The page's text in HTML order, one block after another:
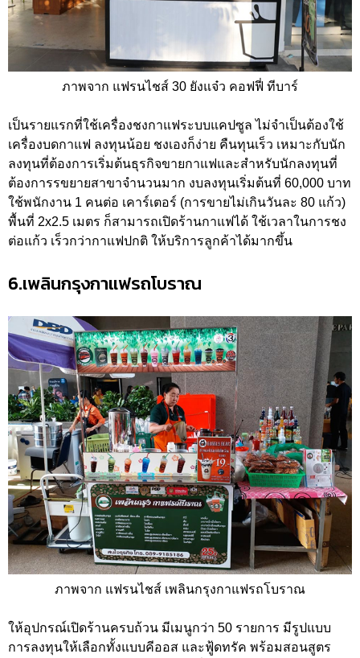
ภาพจาก แฟรนไชส์ 30 ยังแจ๋ว คอฟฟี่ ทีบาร์
เป็นรายแรกที่ใช้เครื่องชงกาแฟระบบแคปซูล ไม่จำเป็นต้องใช้
เครื่องบดกาแฟ ลงทุนน้อย ชงเองก็ง่าย คืนทุนเร็ว เหมาะกับนัก
ลงทุนที่ต้องการเริ่มต้นธุรกิจขายกาแฟและสำหรับนักลงทุนที่
ต้องการรขยายสาขาจำนวนมาก งบลงทุนเริ่มต้นที่ 60,000 บาท
ใช้พนักงาน 1 คนต่อ เคาร์เตอร์ (การขายไม่เกินวันละ 80 แก้ว)
พื้นที่ 2x2.5 เมตร ก็สามารถเปิดร้านกาแฟได้ ใช้เวลาในการชง
ต่อแก้ว เร็วกว่ากาแฟปกติ ให้บริการลูกค้าได้มากขึ้น
6.เพลินกรุงกาแฟรถโบราณ
ภาพจาก แฟรนไชส์ เพลินกรุงกาแฟรถโบราณ
ให้อุปกรณ์เปิดร้านครบถ้วน มีเมนูกว่า 50 รายการ มีรูปแบบ
การลงทุนให้เลือกทั้งแบบคีออส และฟู้ดทรัค พร้อมสอนสูตร